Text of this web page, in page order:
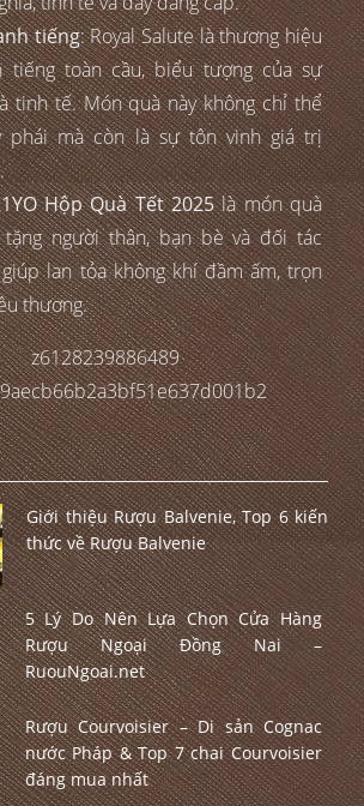
tiếng: Royal Salute là thương hiệu
tiếng toàn cầu, biểu tượng của sự
tinh tế. Món quà này không chỉ thể
phái mà còn là sự tôn vinh giá trị
Hộp Quà Tết 2025là món quà
người thân, bạn bè và đối tác
lan tỏa không khí đầm ấm, trọn
thương.
Giới thiệu Rượu Balvenie, Top 6 kiến
thức về Rượu Balvenie
5 Lý Do Nên Lựa Chọn Cửa Hàng
Rượu Ngoại Đồng Nai –
RuouNgoai.net
Rượu Courvoisier – Di sản Cognac
nước Pháp & Top 7 chai Courvoisier
đáng mua nhất